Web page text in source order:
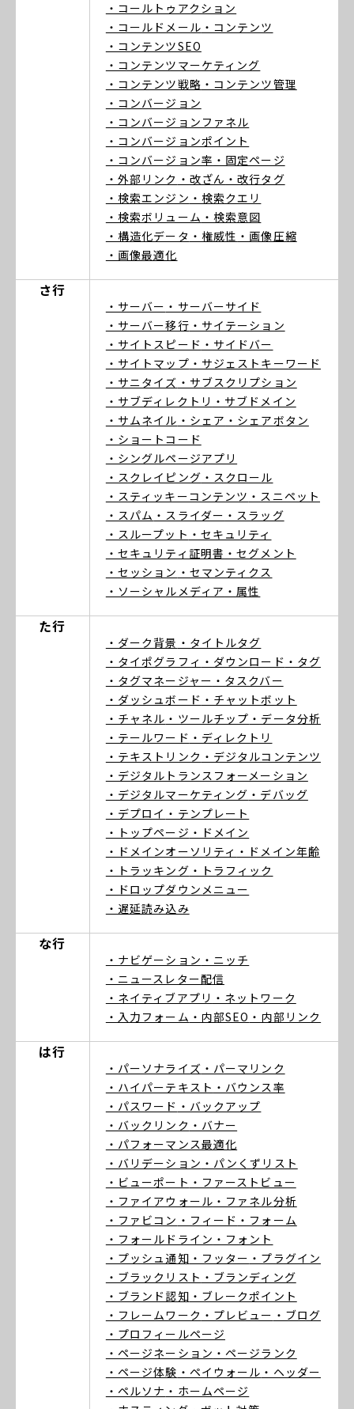
・コールトゥアクション
・コールドメール ・コンテンツ
・コンテンツSEO
・コンテンツマーケティング
・コンテンツ戦略 ・コンテンツ管理
・コンバージョン
・コンバージョンファネル
・コンバージョンポイント
・コンバージョン率 ・固定ページ
・外部リンク ・改ざん ・改行タグ
・検索エンジン ・検索クエリ
・検索ボリューム ・検索意図
・構造化データ ・権威性 ・画像圧縮
・画像最適化
さ行
・サーバー ・サーバーサイド
・サーバー移行 ・サイテーション
・サイトスピード ・サイドバー
・サイトマップ ・サジェストキーワード
・サニタイズ ・サブスクリプション
・サブディレクトリ ・サブドメイン
・サムネイル ・シェア ・シェアボタン
・ショートコード
・シングルページアプリ
・スクレイピング ・スクロール
・スティッキーコンテンツ ・スニペット
・スパム ・スライダー ・スラッグ
・スループット ・セキュリティ
・セキュリティ証明書 ・セグメント
・セッション ・セマンティクス
・ソーシャルメディア ・属性
た行
・ダーク背景 ・タイトルタグ
・タイポグラフィ ・ダウンロード ・タグ
・タグマネージャー ・タスクバー
・ダッシュボード ・チャットボット
・チャネル ・ツールチップ ・データ分析
・テールワード ・ディレクトリ
・テキストリンク ・デジタルコンテンツ
・デジタルトランスフォーメーション
・デジタルマーケティング ・デバッグ
・デプロイ ・テンプレート
・トップページ ・ドメイン
・ドメインオーソリティ ・ドメイン年齢
・トラッキング ・トラフィック
・ドロップダウンメニュー
・遅延読み込み
な行
・ナビゲーション ・ニッチ
・ニュースレター配信
・ネイティブアプリ ・ネットワーク
・入力フォーム ・内部SEO ・内部リンク
は行
・パーソナライズ ・パーマリンク
・ハイパーテキスト ・バウンス率
・パスワード ・バックアップ
・バックリンク ・バナー
・パフォーマンス最適化
・バリデーション ・パンくずリスト
・ビューポート ・ファーストビュー
・ファイアウォール ・ファネル分析
・ファビコン ・フィード ・フォーム
・フォールドライン ・フォント
・プッシュ通知 ・フッター ・プラグイン
・ブラックリスト ・ブランディング
・ブランド認知 ・ブレークポイント
・フレームワーク ・プレビュー ・ブログ
・プロフィールページ
・ページネーション ・ページランク
・ページ体験 ・ペイウォール ・ヘッダー
・ペルソナ ・ホームページ